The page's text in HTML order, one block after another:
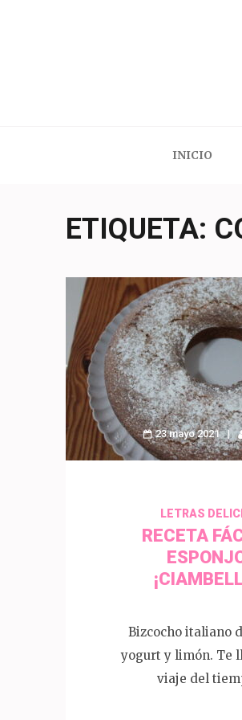
INICIO
ETIQUETA:
23 mayo 2021
LETRAS
RECETA
Bizcocho italiano
yogurt y limón. Te
viaje del